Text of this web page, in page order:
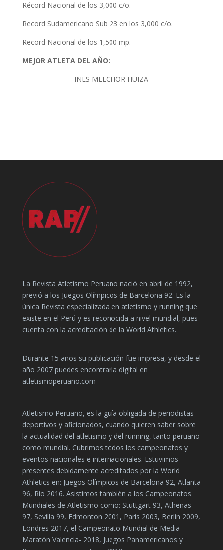
Récord Nacional de los 3,000 c/o.
Record Sudamericano Sub 23 en los 3,000 c/o.
Record Nacional de los 1,500 mp.
MEJOR ATLETA DEL AÑO:
INES MELCHOR HUIZA
La Revista Atletismo Peruano nació en abril de 1992,
previó a los Juegos Olímpicos de Barcelona 92. Es la
única Revista especializada en atletismo y running que
existe en el Perú y es reconocida a nivel mundial, pues
cuenta con la acreditación de la World Athletics.
Durante 15 años su publicación fue impresa, y desde el
año 2007 puedes encontrarla digital en
atletismoperuano.com
Atletismo Peruano, es la guía obligada de periodistas
deportivos y aficionados, cuando quieren saber sobre
la actualidad del atletismo y del running, tanto peruano
como mundial. Cubrimos todos los campeonatos y
eventos nacionales e internacionales. Estuvimos
presentes debidamente acreditados por la World
Athletics en: Juegos Olímpicos de Barcelona 92, Atlanta
96, Río 2016. Asistimos también a los Campeonatos
Mundiales de Atletismo como: Stuttgart 93, Athenas
97, Sevilla 99, Edmonton 2001, Paris 2003, Berlín 2009,
Londres 2017, el Campeonato Mundial de Media
Maratón Valencia- 2018, Juegos Panamericanos y